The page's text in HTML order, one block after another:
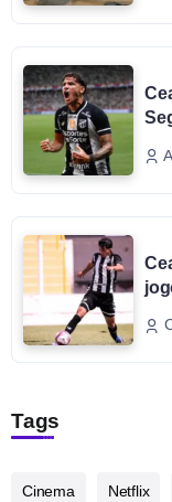
Tags
Cinema Netflix